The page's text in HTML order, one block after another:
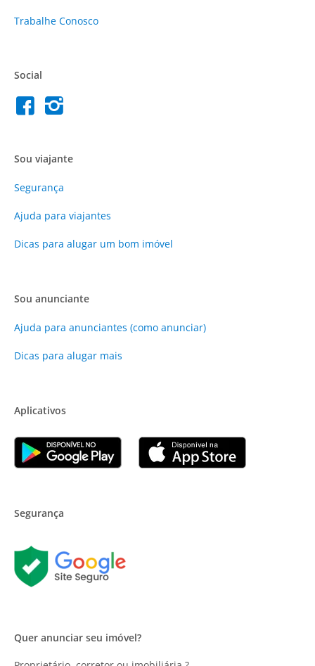
Trabalhe Conosco
Social
Sou viajante
Segurança
Ajuda para viajantes
Dicas para alugar um bom imóvel
Sou anunciante
Ajuda para anunciantes (como anunciar)
Dicas para alugar mais
Aplicativos
Segurança
Quer anunciar seu imóvel?